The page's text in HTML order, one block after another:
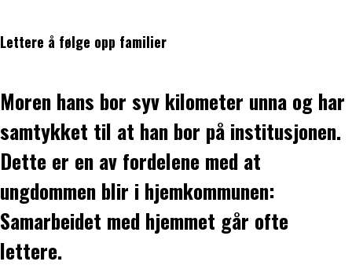
Lettere å følge opp familier
Moren hans bor syv kilometer unna og har
samtykket til at han bor på institusjonen.
Dette er en av fordelene med at
ungdommen blir i hjemkommunen:
Samarbeidet med hjemmet går ofte
lettere.